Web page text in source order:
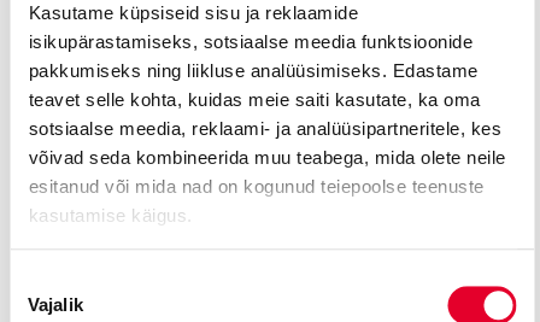
Kasutame küpsiseid sisu ja reklaamide
isikupärastamiseks, sotsiaalse meedia funktsioonide
pakkumiseks ning liikluse analüüsimiseks. Edastame
teavet selle kohta, kuidas meie saiti kasutate, ka oma
sotsiaalse meedia, reklaami- ja analüüsipartneritele, kes
võivad seda kombineerida muu teabega, mida olete neile
esitanud või mida nad on kogunud teiepoolse teenuste
kasutamise käigus.
valik
Vajalik
30. september 2026
OSTA PILET
KOLMAPÄEV,
Vaheajatellimus